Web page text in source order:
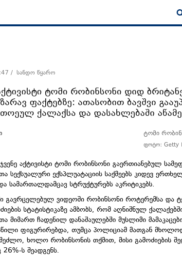
/ სანდო წყარო
ტომი რობინსონი დიდ
ფაქტებზე: ათასობით ბავშვი
ქალაქსა და დასახლებაში
ტომი
ფოტო: Getty
აქტივისტი ტომი რობინსონი გაერთიანებულ
სექსუალური ექსპლუატაციის საქმეებს კიდევ
სამართალდამცავ სტრუქტურებს აკრიტიკებს.
გავრცელებულ ვიდეოში რობინსონი როტერემსა და
სტატისტიკაზე ამბობს, რომ აღნიშნულ
მიმართ ჩადენილ დანაშაულებში მუსლიმი
ფიგურირებდა, თუმცა პოლიციამ მათგან
ხოლო რობინსონის თქმით, მისი გამოძიების
ს შეადგენს.